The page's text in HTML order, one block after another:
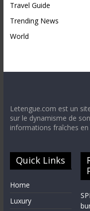
Travel Guide
Trending News
World
Letengue.com est un
sur le dynamisme de
informations fraîches
Quick Links
Home
Luxury